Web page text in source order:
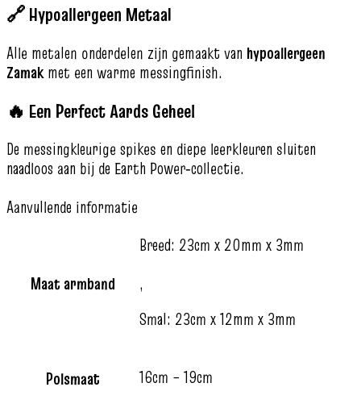
🔗 Hypoallergeen Metaal
Alle metalen onderdelen zijn gemaakt van hypoallergeen
Zamakmet een warme messingfinish.
🔥 Een Perfect Aards Geheel
De messingkleurige spikes en diepe leerkleuren sluiten
naadloos aan bij de Earth Power‑collectie.
Aanvullende informatie
Maat armband
Breed: 23cm x 20mm x 3mm
,
Smal: 23cm x 12mm x 3mm
Polsmaat 16cm – 19cm